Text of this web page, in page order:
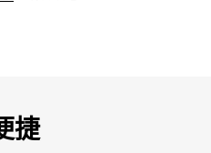
捷